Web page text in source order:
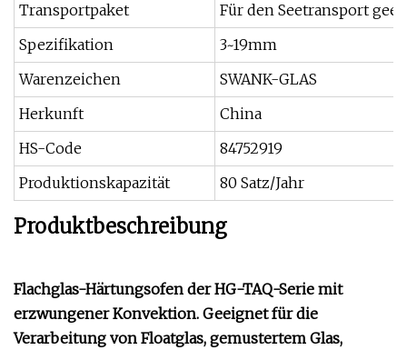
Transportpaket
Für den Seetransport
Spezifikation
3~19mm
Warenzeichen
SWANK-GLAS
Herkunft
China
HS-Code
84752919
Produktionskapazität
80 Satz/Jahr
Produktbeschreibung
Flachglas-Härtungsofen der HG-TAQ-Serie mit
erzwungener Konvektion. Geeignet für die
Verarbeitung von Floatglas, gemustertem Glas,